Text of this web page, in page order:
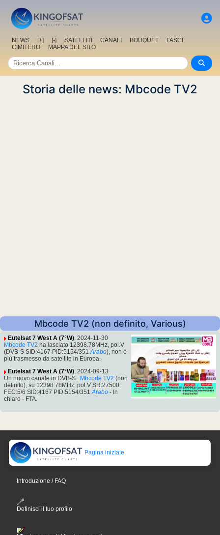
NEWS [+] [-] SATELLITI CANALI BOUQUET
FASCI
CIMITERO
MAPPA DEL SITO
Storia delle news: Mbcode TV2
Mbcode TV2 (non definito, Various)
Eutelsat 7 West A (7°W), 2024-11-30
Mbcode TV2 ha lasciato 12398.78MHz, pol.V
(DVB-S SID:4167 PID:5154/351 Arabo), non è
più trasmesso da satellite in Europa.
Eutelsat 7 West A (7°W), 2024-09-13
Un nuovo canale in DVB-S : Mbcode TV2 (non
definito), su 12398.78MHz, pol.V SR:27500
FEC:5/6 SID:4167 PID:5154/351 Arabo - In
chiaro - FTA.
Pagina iniziale
Introduzione / FAQ
Definisci il tuo profilo